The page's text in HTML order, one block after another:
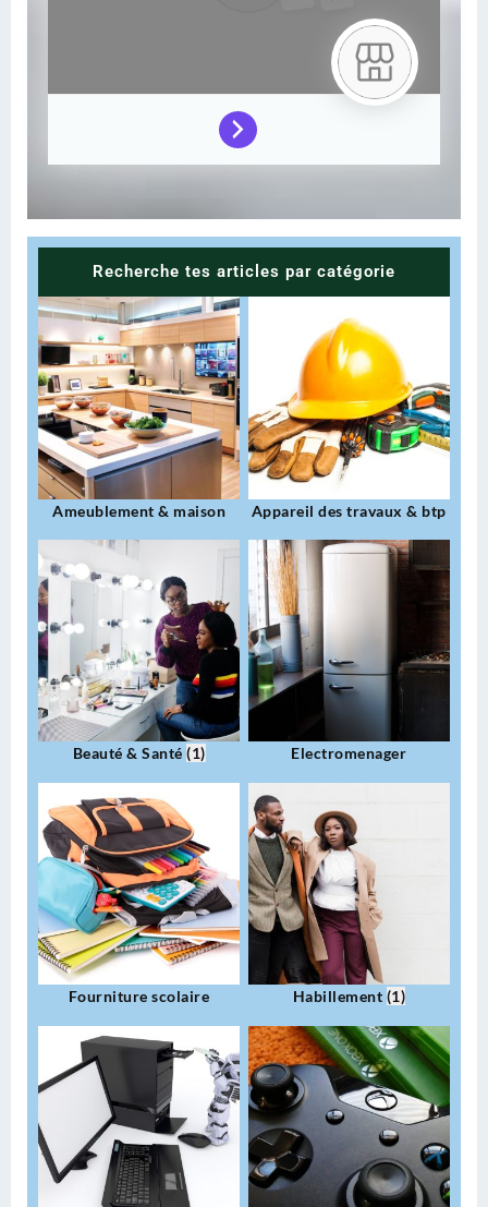
Recherche tes articles par catégorie
Ameublement & maison Appareil des travaux & btp
Beauté & Santé(1) Electromenager
Fourniture scolaire Habillement (1)